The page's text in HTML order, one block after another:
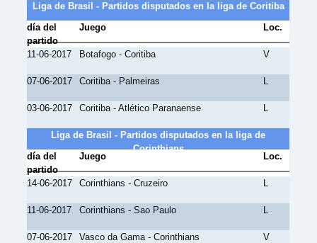
Liga de Brasil - Partidos disputados en la liga de Coritiba
día del
partido
Juego Loc.
11-06-2017 Botafogo - Coritiba V
07-06-2017 Coritiba - Palmeiras L
03-06-2017 Coritiba - Atlético Paranaense L
Liga de Brasil - Partidos disputados en la liga de
Corinthians
día del
partido
Juego Loc.
14-06-2017 Corinthians - Cruzeiro L
11-06-2017 Corinthians - Sao Paulo L
07-06-2017 Vasco da Gama - Corinthians V